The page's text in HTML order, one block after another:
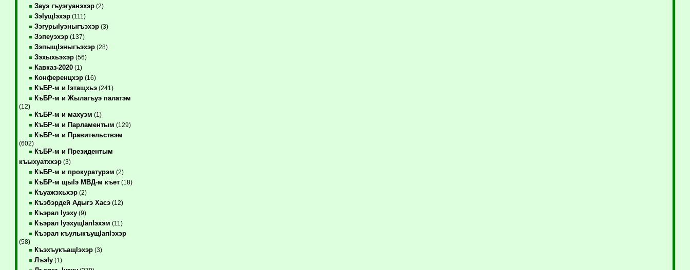
Зауэ гъуэгуанэхэр(2)
ЗэIущIэхэр(111)
ЗэгурыIуэныгъэхэр(3)
Зэпеуэхэр(137)
ЗэпыщIэныгъэхэр(28)
Зэхыхьэхэр(56)
Кавказ-2020(1)
Конференцхэр(16)
КъБР-м и Iэтащхьэ(241)
КъБР-м и Жылагъуэ палатэм
(12)
КъБР-м и махуэм (1)
КъБР-м и Парламентым (129)
КъБР-м и Правительствэм
(602)
КъБР-м и Президентым
къыхуатххэр(3)
КъБР-м и прокуратурэм (2)
КъБР-м щыIэ МВД-м къет(18)
Къуажэхьхэр(2)
Къэбэрдей Адыгэ Хасэ(12)
Къэрал Iуэху(9)
Къэрал IуэхущIапIэхэм (11)
Къэрал къулыкъущIапIэхэр
(58)
КъэхъукъащIэхэр(3)
ЛъэIу(1)